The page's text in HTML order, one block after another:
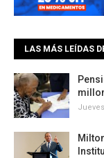
LAS MÁS LEÍDAS